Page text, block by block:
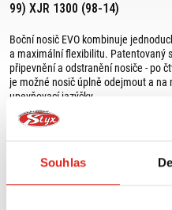
Souhlas
99) XJR 1300 (98-14)
Boční nosič EVO kombinuje
a maximální flexibilitu. Patentovaný
připevnění a odstranění nosiče - po
je možné nosič úplně odejmout a
upevňovací jazýčky.
Materiál: ocel